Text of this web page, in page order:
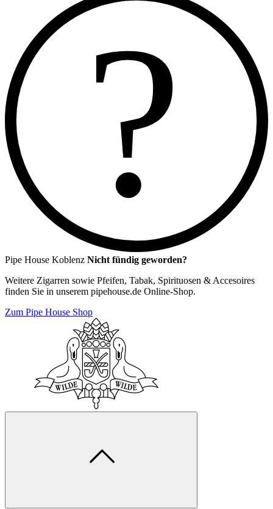
?
Pipe House Koblenz Nicht fündig geworden?
Weitere Zigarren sowie Pfeifen, Tabak, Spirituosen & Accesoires
finden Sie in unserem pipehouse.de Online-Shop.
Zum Pipe House Shop